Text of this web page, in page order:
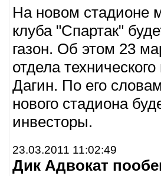
На новом стадионе
клуба "Спартак"
газон. Об этом 23
отдела
Дагин. По его
нового стадиона
инвесторы.
23.03.2011 11:02:49
Дик Адвокат